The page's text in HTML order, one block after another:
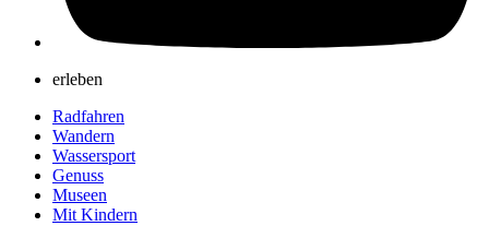
erleben
Radfahren
Wandern
Wassersport
Genuss
Museen
Mit Kindern